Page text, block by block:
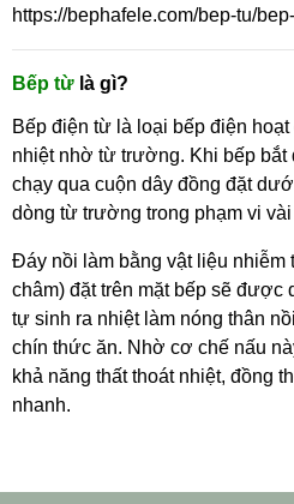
https://bephafele.com/bep-tu/
Bếp từ là gì?
Bếp điện từ là loại bếp điện
nhiệt nhờ từ trường. Khi bếp bắt
chạy qua cuộn dây đồng đặt
dòng từ trường trong phạm vi
Đáy nồi làm bằng vật liệu
châm) đặt trên mặt bếp sẽ được
tự sinh ra nhiệt làm nóng thân
chín thức ăn. Nhờ cơ chế nấu
khả năng thất thoát nhiệt, đồng
nhanh.